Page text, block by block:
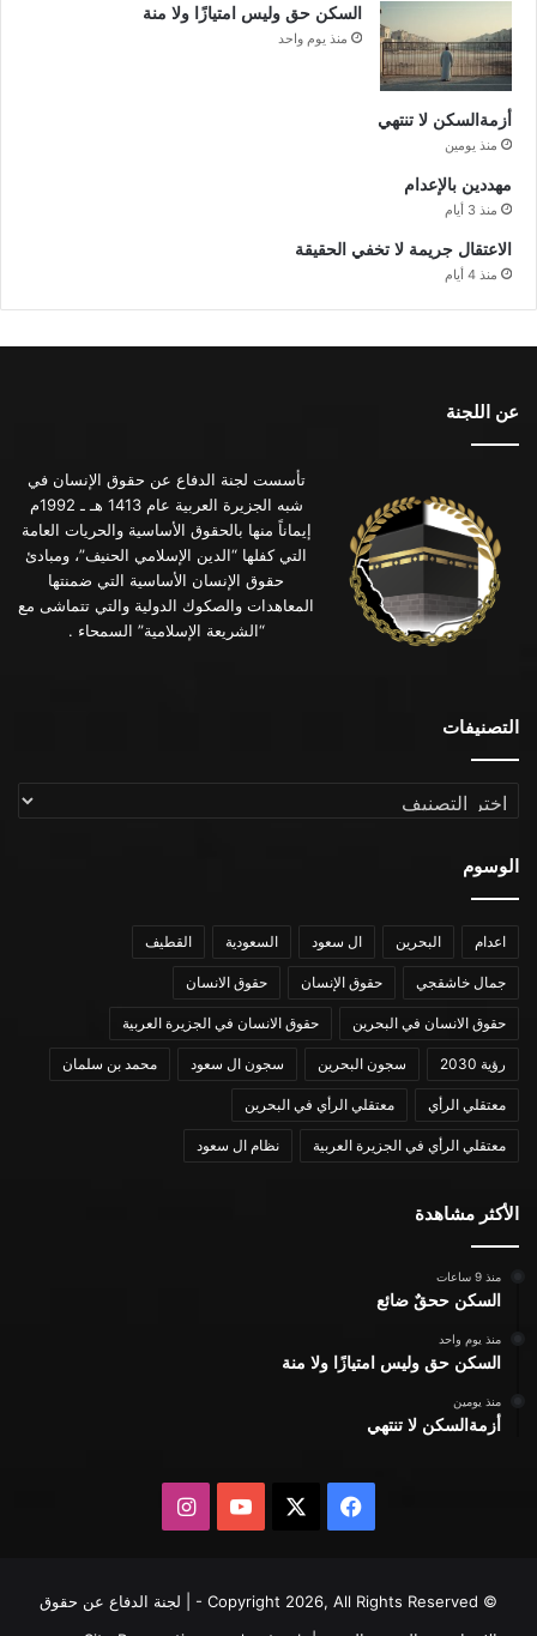
السكن حق وليس امتيازًا ولا منة
منذ يوم واحد
أزمةالسكن لا تنتهي
منذ يومين
مهددين بالإعدام
منذ 3 أيام
الاعتقال جريمة لا تخفي الحقيقة
منذ 4 أيام
عن اللجنة
تأسست لجنة الدفاع عن حقوق الإنسان في
شبه الجزيرة العربية عام 1413 هـ ـ 1992م
إيماناً منها بالحقوق الأساسية والحريات العامة
التي كفلها “الدين الإسلامي الحنيف”، ومبادئ
حقوق الإنسان الأساسية التي ضمنتها
المعاهدات والصكوك الدولية والتي تتماشى مع
“الشريعة الإسلامية” السمحاء .
التصنيفات
التصنيفات
الوسوم
اعدام البحرين ال سعود السعودية القطيف
جمال خاشقجي حقوق الإنسان حقوق الانسان
حقوق الانسان في البحرين حقوق الانسان في الجزيرة العربية
رؤية 2030 سجون البحرين سجون ال سعود محمد بن سلمان
معتقلي الرأي معتقلي الرأي في البحرين
معتقلي الرأي في الجزيرة العربية نظام ال سعود
الأكثر مشاهدة
منذ 9 ساعات
السكن ححقٌ ضائع
منذ يوم واحد
السكن حق وليس امتيازًا ولا منة
منذ يومين
أزمةالسكن لا تنتهي
فيسبوك يوتيوبانستقرام
© Copyright 2026, All Rights Reserved - | لجنة الدفاع عن حقوق